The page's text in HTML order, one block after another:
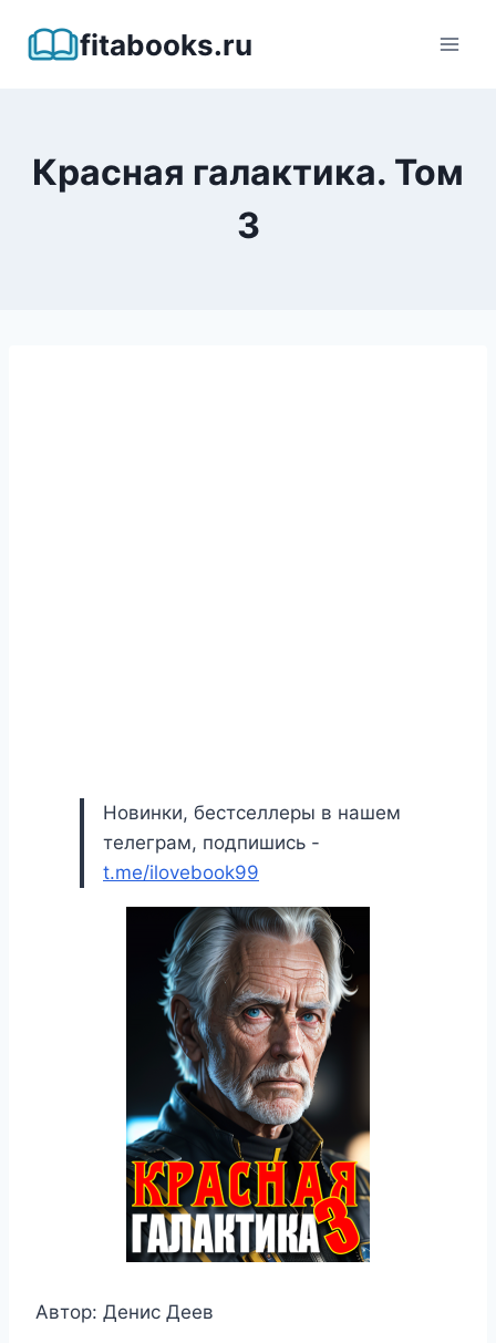
fitabooks.ru
Красная галактика. Том
3
Новинки, бестселлеры в нашем
телеграм, подпишись -
t.me/ilovebook99
Автор: Денис Деев